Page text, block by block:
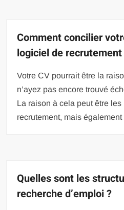
Comment concilier
logiciel de recrutement
Votre CV pourrait être la
n’ayez pas encore trouvé
La raison à cela peut être
recrutement, mais également
Quelles sont les
recherche d’emploi ?